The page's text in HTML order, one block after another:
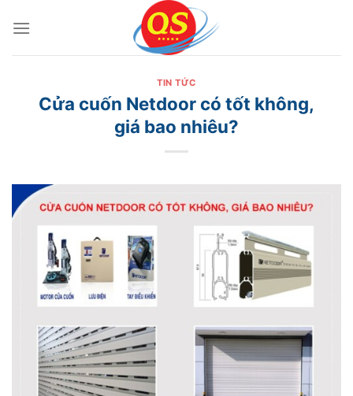
qua
TIN TỨC
Cửa cuốn Netdoor có tốt không,
giá bao nhiêu?